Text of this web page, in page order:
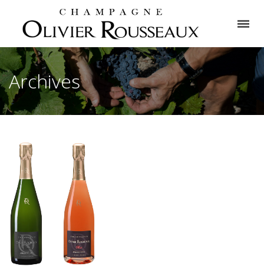
Archives
La Cuvée
Tradition
Doux-
Rousseaux
Notre gamme
La
Cuvée
Rosé
Médailles et
récompenses
• Notre
gamme